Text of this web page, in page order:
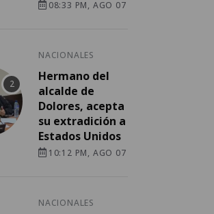
08:33 PM, AGO 07
NACIONALES
Hermano del
alcalde de
Dolores, acepta
su extradición a
Estados Unidos
10:12 PM, AGO 07
NACIONALES